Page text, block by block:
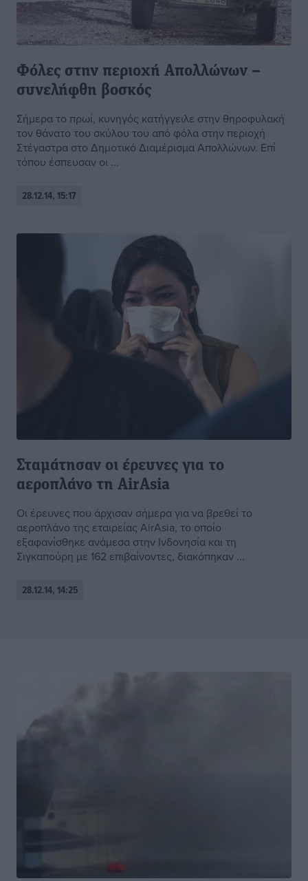
Φόλες στην περιοχή Απολλώνων –
συνελήφθη βοσκός
Σήμερα το πρωί, κυνηγός κατήγγειλε στην θηροφυλακή
τον θάνατο του σκύλου του από φόλα στην περιοχή
Στέγαστρα στο Δημοτικό Διαμέρισμα Απολλώνων. Επί
τόπου έσπευσαν οι ...
28.12.14, 15:17
Σταμάτησαν οι έρευνες για το
αεροπλάνο τη AirAsia
Οι έρευνες που άρχισαν σήμερα για να βρεθεί το
αεροπλάνο της εταιρείας AirAsia, το οποίο
εξαφανίσθηκε ανάμεσα στην Ινδονησία και τη
Σιγκαπούρη με 162 επιβαίνοντες, διακόπηκαν ...
28.12.14, 14:25